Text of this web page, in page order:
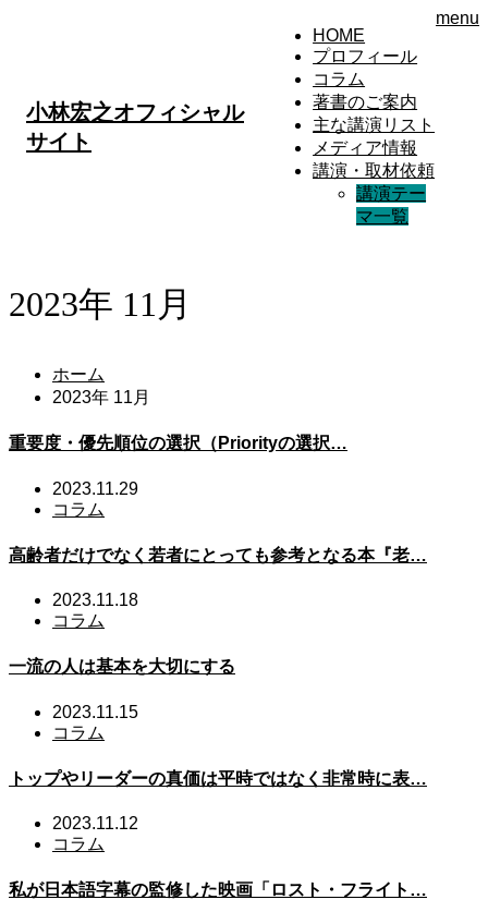
小林宏之オフィシャル
サイト
HOME
プロフィール
コラム
著書のご案内
主な講演リスト
メディア情報
講演・取材依頼
講演テー
マ一覧
menu
2023年 11月
ホーム
2023年 11月
重要度・優先順位の選択（Priorityの選択…
2023.11.29
コラム
高齢者だけでなく若者にとっても参考となる本『老…
2023.11.18
コラム
一流の人は基本を大切にする
2023.11.15
コラム
トップやリーダーの真価は平時ではなく非常時に表…
2023.11.12
コラム
私が日本語字幕の監修した映画「ロスト・フライト…